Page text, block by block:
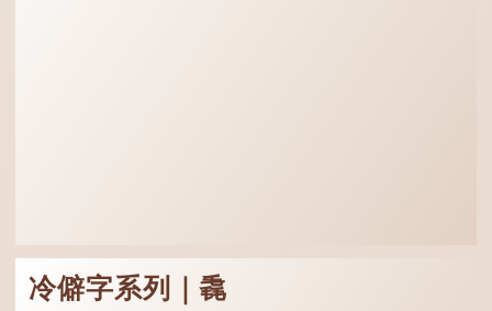
冷僻字系列｜毳